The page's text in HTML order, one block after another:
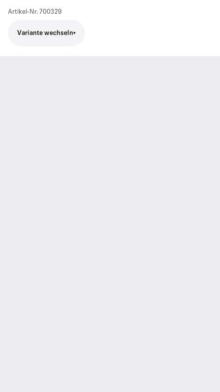
Artikel-Nr. 700329
Variante wechseln